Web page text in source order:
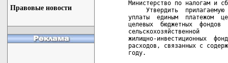
Правовые новости
Министерство по налогам и
Утвердить  прилагаемую
уплаты  единым  платежом
целевых  бюджетных  фондов
сельскохозяйственной
жилищно-инвестиционных
расходов, связанных с
году.